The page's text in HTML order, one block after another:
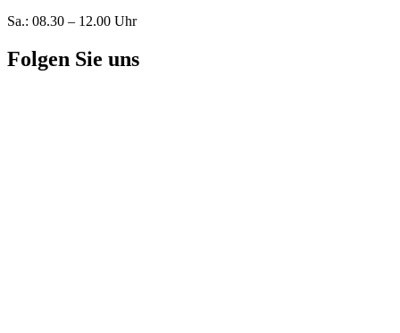
Sa.: 08.30 – 12.00 Uhr
Folgen Sie uns